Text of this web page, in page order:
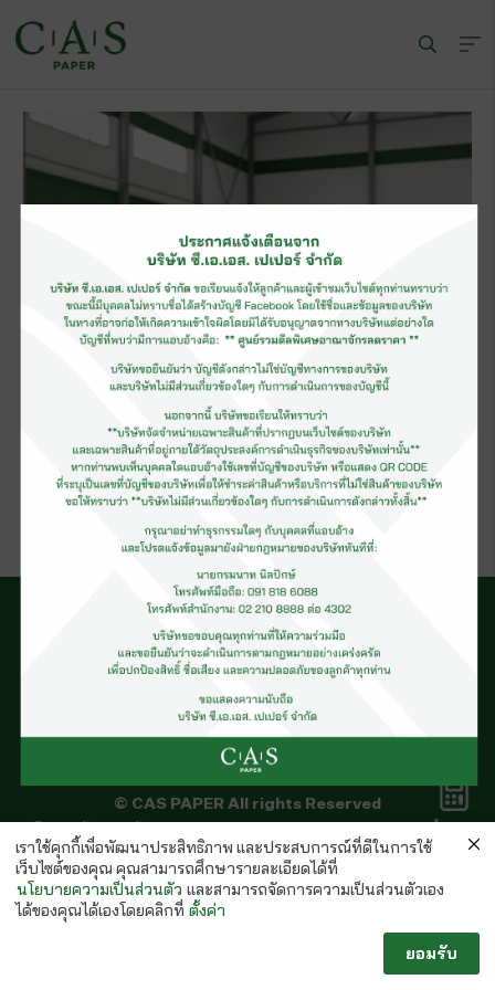
© CAS PAPER All rights Reserved
พนักงานบริษัท
คำนวณ
กระดาษ
เราใช้คุกกี้เพื่อพัฒนาประสิทธิภาพ และประสบการณ์ที่ดีในการใช้
เว็บไซต์ของคุณ คุณสามารถศึกษารายละเอียดได้ที่
นโยบายความเป็นส่วนตัว และสามารถจัดการความเป็นส่วนตัวเอง
ได้ของคุณได้เองโดยคลิกที่ ตั้งค่า
ยอมรับ